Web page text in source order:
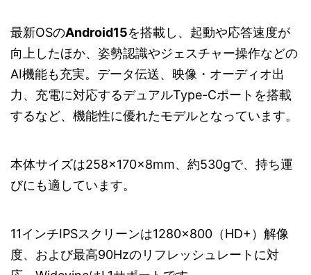
最新OSのAndroid15を搭載し、起動や応答速度が
向上したほか、姿勢認識やジェスチャー操作などの
AI機能も充実。データ伝送、映像・オーディオ出
力、充電に対応するデュアルType-Cポートを搭載
するなど、機能性に優れたモデルとなっています。
本体サイズは258×170×8mm、約530gで、持ち運
びにも適しています。
11インチIPSスクリーンは1280×800（HD+）解像
度、および最高90Hzのリフレッシュレートに対